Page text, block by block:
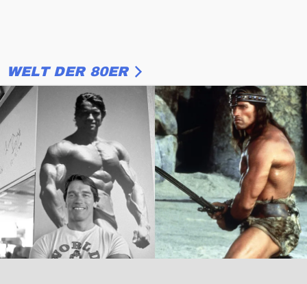
WELT DER 80ER